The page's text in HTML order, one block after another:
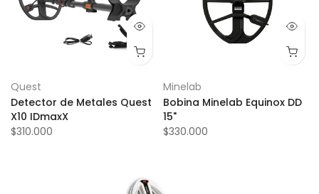
Quest
Detector de Metales Quest
X10 IDmaxX
$310.000
Minelab
Bobina Minelab Equinox DD
15"
$330.000